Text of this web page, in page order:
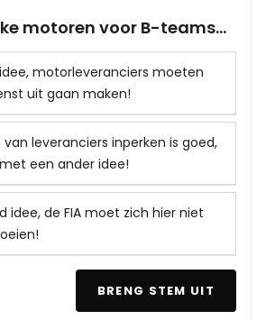
motoren voor B-teams...
motorleveranciers moeten
uit gaan maken!
leveranciers inperken is goed,
een ander idee!
idee, de FIA moet zich hier niet
BRENG STEM UIT